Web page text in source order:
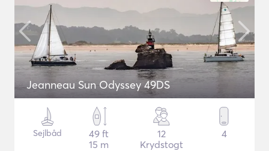
Jeanneau Sun Odyssey 49DS
Sejlbåd
49 ft
15 m
12
Krydstogt
4